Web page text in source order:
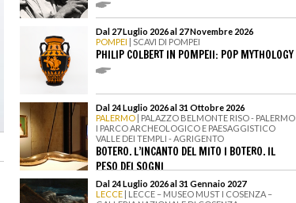
Dal 27 Luglio 2026 al 27 Novembre 2026
POMPEI | SCAVI DI POMPEI
PHILIP COLBERT IN POMPEII: POP MYTHOLOGY
Dal 24 Luglio 2026 al 31 Ottobre 2026
PALERMO | PALAZZO BELMONTE RISO - PALERMO
I PARCO ARCHEOLOGICO E PAESAGGISTICO
VALLE DEI TEMPLI - AGRIGENTO
BOTERO. L’INCANTO DEL MITO I BOTERO. IL
PESO DEI SOGNI
Dal 24 Luglio 2026 al 31 Gennaio 2027
LECCE | LECCE – MUSEO MUST I COSENZA –